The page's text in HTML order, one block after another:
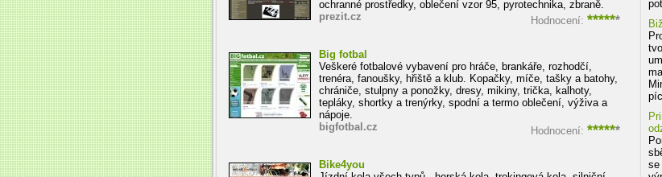
ochranné prostředky, oblečení vzor 95, pyrotechnika, zbraně.
Hodnocení: ******
prezit.cz
Big fotbal
Veškeré fotbalové vybavení pro hráče, brankáře, rozhodčí,
trenéra, fanoušky, hřiště a klub. Kopačky, míče, tašky a batohy,
chrániče, stulpny a ponožky, dresy, mikiny, trička, kalhoty,
tepláky, shortky a trenýrky, spodní a termo oblečení, výživa a
nápoje.
Hodnocení: ******
bigfotbal.cz
Bike4you
se